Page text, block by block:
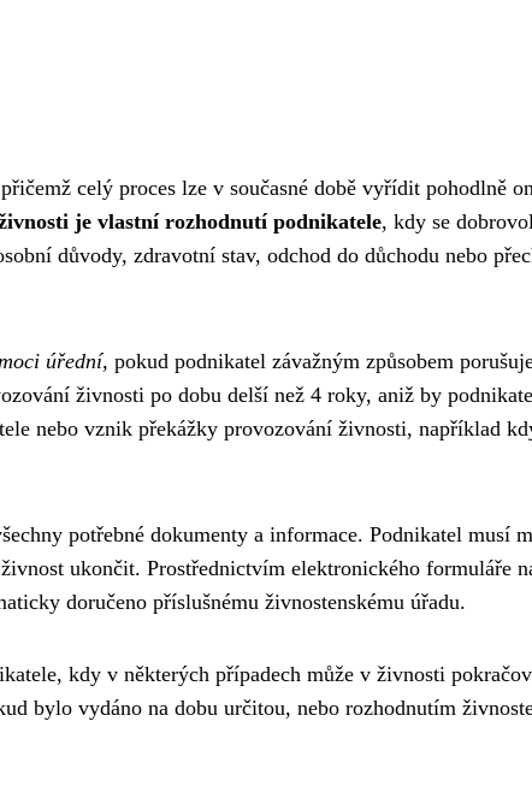
celý proces lze v současné době vyřídit pohodlně
je vlastní rozhodnutí podnikatele, kdy se
důvody, zdravotní stav, odchod do důchodu nebo
úřední, pokud podnikatel závažným způsobem
živnosti po dobu delší než 4 roky, aniž by
nebo vznik překážky provozování živnosti, například
potřebné dokumenty a informace. Podnikatel musí
ukončit. Prostřednictvím elektronického formuláře
doručeno příslušnému živnostenskému úřadu.
kdy v některých případech může v živnosti
bylo vydáno na dobu určitou, nebo rozhodnutím